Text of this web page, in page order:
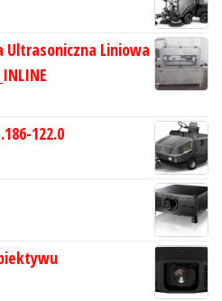
Ultrasoniczna Liniowa
122.0